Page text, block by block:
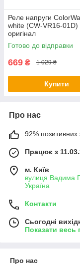
Реле напруги
white (CW-VR16-01D)
оригінал
Готово до відправки
669 ₴ 1 029 ₴
Купити
Про нас
92% позитивних
Працює з
м. Київ
вулиця Вадима
Україна
Контакти
Сьогодні
Показати весь
Про нас